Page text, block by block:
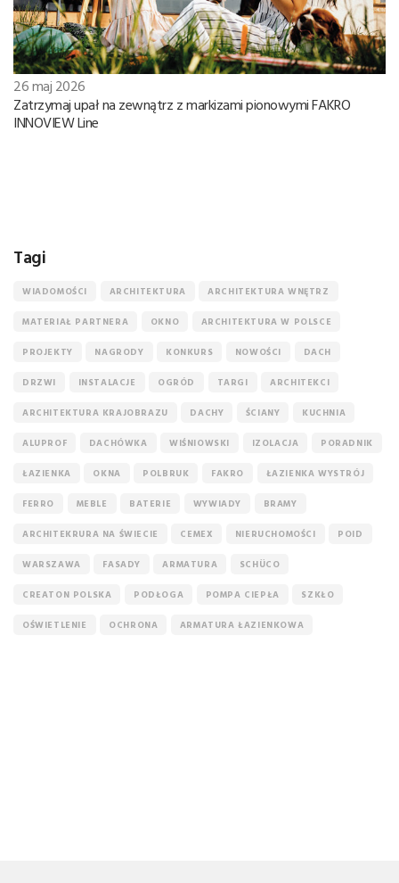
26 maj 2026
Zatrzymaj upał na zewnątrz z markizami pionowymi FAKRO
INNOVIEW Line
Tagi
WIADOMOŚCI ARCHITEKTURA ARCHITEKTURA WNĘTRZ
MATERIAŁ PARTNERA OKNO ARCHITEKTURA W POLSCE
PROJEKTY NAGRODY KONKURS NOWOŚCI DACH
DRZWI INSTALACJE OGRÓD TARGI ARCHITEKCI
ARCHITEKTURA KRAJOBRAZU DACHY ŚCIANY KUCHNIA
ALUPROF DACHÓWKA WIŚNIOWSKI IZOLACJA PORADNIK
ŁAZIENKA OKNA POLBRUK FAKRO ŁAZIENKA WYSTRÓJ
FERRO MEBLE BATERIE WYWIADY BRAMY
ARCHITEKRURA NA ŚWIECIE CEMEX NIERUCHOMOŚCI POID
WARSZAWA FASADY ARMATURA SCHÜCO
CREATON POLSKA PODŁOGA POMPA CIEPŁA SZKŁO
OŚWIETLENIE OCHRONA ARMATURA ŁAZIENKOWA